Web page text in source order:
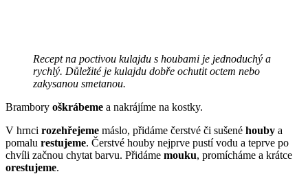
Recept na poctivou kulajdu s houbami je jednoduchý a
rychlý. Důležité je kulajdu dobře ochutit octem nebo
zakysanou smetanou.
Brambory oškrábeme a nakrájíme na kostky.
V hrnci rozehřejeme máslo, přidáme čerstvé či sušené houby a
pomalu restujeme. Čerstvé houby nejprve pustí vodu a teprve po
chvíli začnou chytat barvu. Přidáme mouku, promícháme a krátce
orestujeme.